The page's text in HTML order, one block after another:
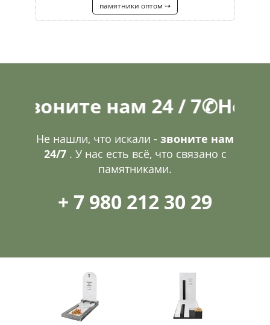
памятники оптом ⇢
нам 24 / 7✆Не
Не нашли, что искали - звоните нам
24/7. У нас есть всё, что связано с
памятниками.
+ 7 980 212 30 29